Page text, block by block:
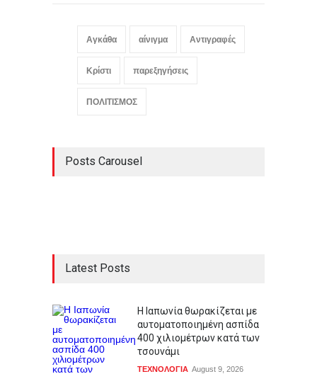
Αγκάθα αίνιγμα Αντιγραφές
Κρίστι παρεξηγήσεις
ΠΟΛΙΤΙΣΜΟΣ
Posts Carousel
Latest Posts
Η Ιαπωνία θωρακίζεται με
αυτοματοποιημένη ασπίδα
400 χιλιομέτρων κατά των
τσουνάμι
ΤΕΧΝΟΛΟΓΙΑ August 9, 2026